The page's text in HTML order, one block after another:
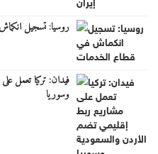
روسيا: تسجيل
فيدان: تركيا تعمل
وسوريا